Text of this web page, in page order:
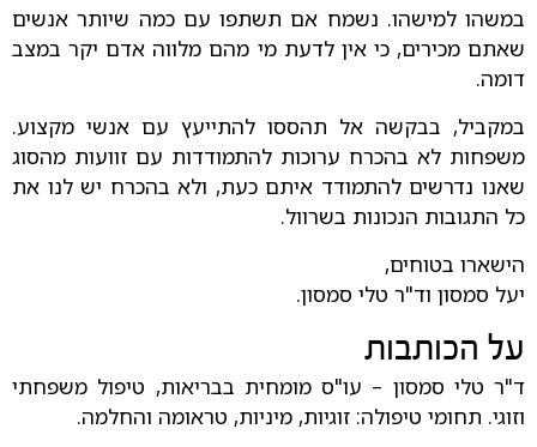
במשהו למישהו. נשמח אם תשתפו עם כמה שיותר אנשים
שאתם מכירים, כי אין לדעת מי מהם מלווה אדם יקר במצב
דומה.
במקביל, בבקשה אל תהססו להתייעץ עם אנשי מקצוע.
משפחות לא בהכרח ערוכות להתמודדות עם זוועות מהסוג
שאנו נדרשים להתמודד איתם כעת, ולא בהכרח יש לנו את
כל התגובות הנכונות בשרוול.
הישארו בטוחים,
יעל סמסון וד"ר טלי סמסון.
על הכותבות
ד"ר טלי סמסון – עו"ס מומחית בבריאות, טיפול משפחתי
וזוגי. תחומי טיפולה: זוגיות, מיניות, טראומה והחלמה.